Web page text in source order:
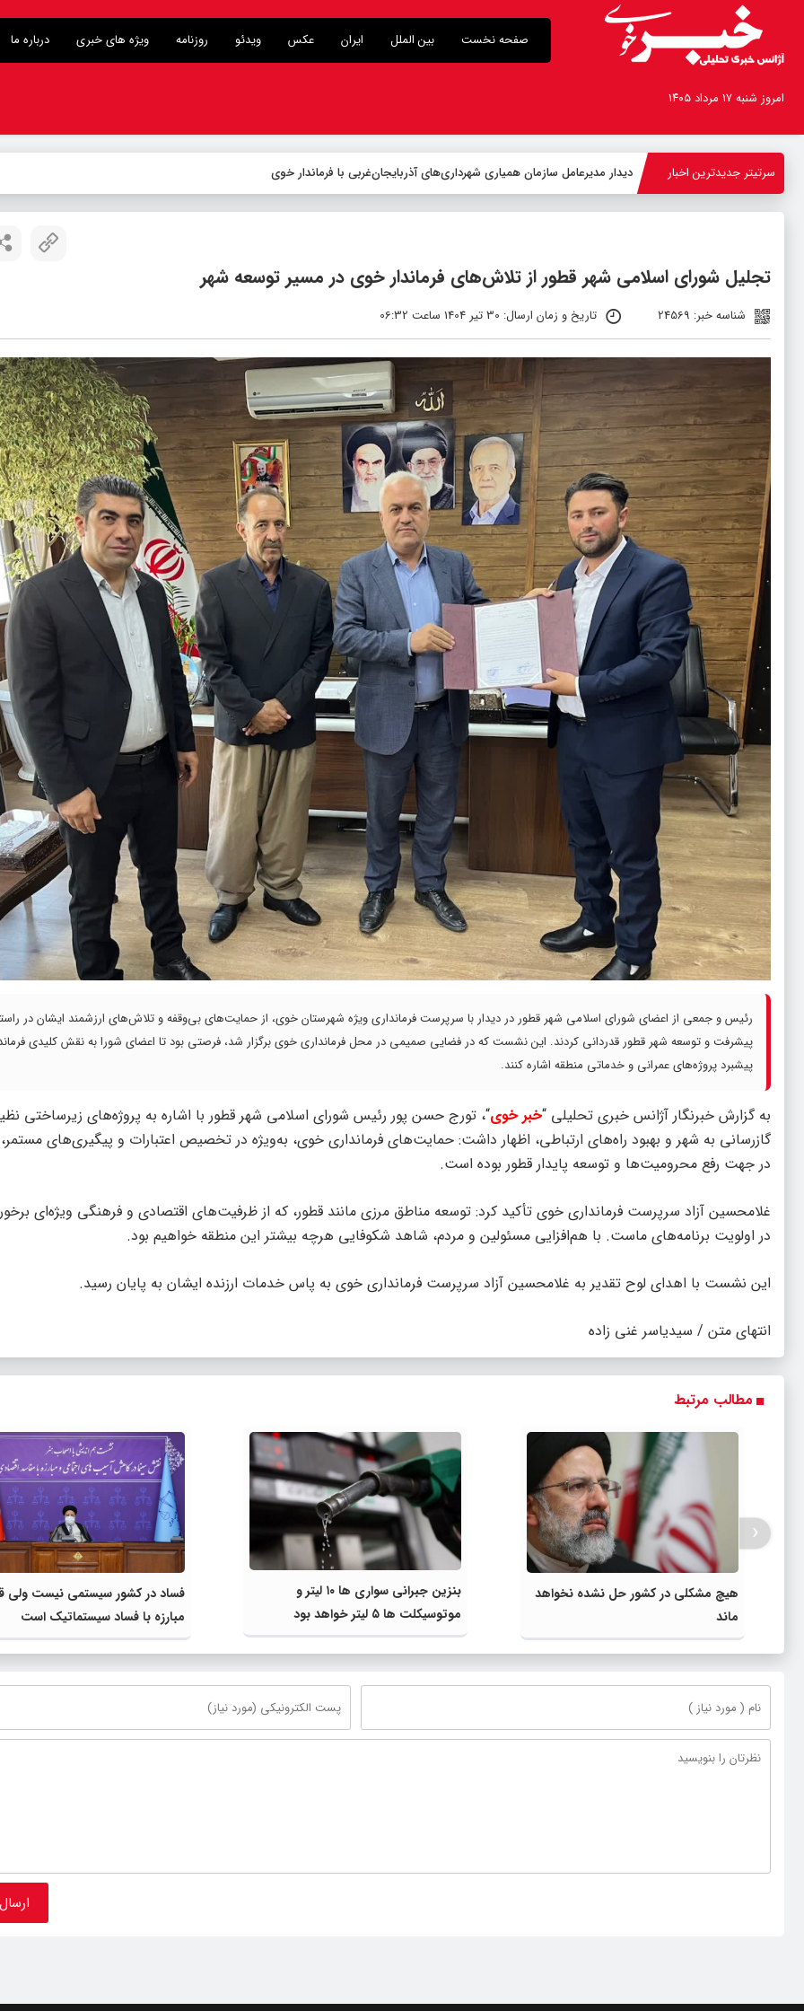
صفحه نخست بین الملل ایران عکس ویدئو روزنامه ویژه های خبری درباره ما
امروز شنبه ۱۷ مرداد ۱۴۰۵
سرتیتر جدیدترین اخبار -
تجلیل شورای اسلامی شهر قطور از تلاش‌های فرماندار خوی در مسیر توسعه شهر
شناسه خبر: 24569 تاریخ و زمان ارسال: 30 تیر 1404 ساعت 06:32
رئیس و جمعی از اعضای شورای اسلامی شهر قطور در دیدار با سرپرست فرمانداری ویژه شهرستان خوی، از حمایت‌های بی‌وقفه و تلاش‌های ارزشمند ایشان در
پیشرفت و توسعه شهر قطور قدردانی کردند. این نشست که در فضایی صمیمی در محل فرمانداری خوی برگزار شد، فرصتی بود تا اعضای شورا به نقش کلیدی
پیشبرد پروژه‌های عمرانی و خدماتی منطقه اشاره کنند.
به گزارش خبرنگار آژانس خبری تحلیلی “خبر خوی“، تورج حسن پور رئیس شورای اسلامی شهر قطور با اشاره به پروژه‌های زیرساختی
گازرسانی به شهر و بهبود راه‌های ارتباطی، اظهار داشت: حمایت‌های فرمانداری خوی، به‌ویژه در تخصیص اعتبارات و پیگیری‌های مستمر،
در جهت رفع محرومیت‌ها و توسعه پایدار قطور بوده است.
غلامحسین آزاد سرپرست فرمانداری خوی تأکید کرد: توسعه مناطق مرزی مانند قطور، که از ظرفیت‌های اقتصادی و فرهنگی ویژه‌ای
در اولویت برنامه‌های ماست. با هم‌افزایی مسئولین و مردم، شاهد شکوفایی هرچه بیشتر این منطقه خواهیم بود.
این نشست با اهدای لوح تقدیر به غلامحسین آزاد سرپرست فرمانداری خوی به پاس خدمات ارزنده ایشان به پایان رسید.
انتهای متن / سیدیاسر غنی زاده
مطالب مرتبط
هیچ مشکلی در کشور حل نشده نخواهد
ماند
بنزین جبرانی سواری ها ۱۰ لیتر و
موتوسیکلت ها ۵ لیتر خواهد بود
فساد در کشور سیستمی نیست ولی
مبارزه با فساد سیستماتیک است
‹